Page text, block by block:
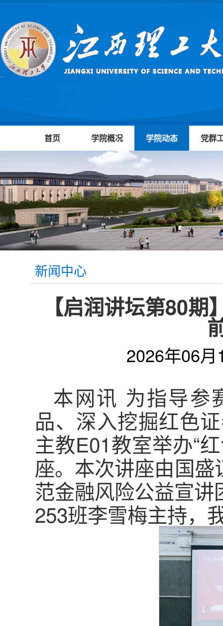
首页 学院概况 学院动态 党群
新闻中心
【启润讲坛第80
2026年06
本网讯 为指导参
品、深入挖掘红色
主教E01教室举办“
座。本次讲座由国
范金融风险公益宣
253班李雪梅主持，